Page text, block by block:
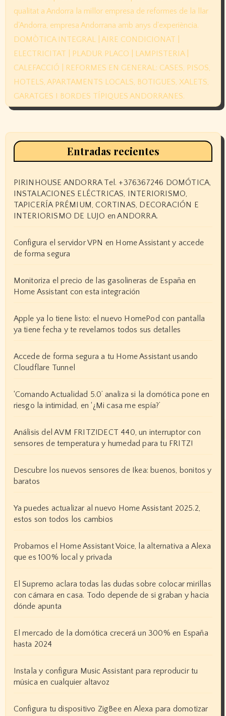
Entradas recientes
PIRINHOUSE ANDORRA Tel. +376367246 DOMÓTICA,
INSTALACIONES ELÉCTRICAS, INTERIORISMO,
TAPICERÍA PRÉMIUM, CORTINAS, DECORACIÓN E
INTERIORISMO DE LUJO en ANDORRA.
Configura el servidor VPN en Home Assistant y accede
de forma segura
Monitoriza el precio de las gasolineras de España en
Home Assistant con esta integración
Apple ya lo tiene listo: el nuevo HomePod con pantalla
ya tiene fecha y te revelamos todos sus detalles
Accede de forma segura a tu Home Assistant usando
Cloudflare Tunnel
‘Comando Actualidad 5.0’ analiza si la domótica pone en
riesgo la intimidad, en ‘¿Mi casa me espía?’
Análisis del AVM FRITZ!DECT 440, un interruptor con
sensores de temperatura y humedad para tu FRITZ!
Descubre los nuevos sensores de Ikea: buenos, bonitos y
baratos
Ya puedes actualizar al nuevo Home Assistant 2025.2,
estos son todos los cambios
Probamos el Home Assistant Voice, la alternativa a Alexa
que es 100% local y privada
El Supremo aclara todas las dudas sobre colocar mirillas
con cámara en casa. Todo depende de si graban y hacia
dónde apunta
El mercado de la domótica crecerá un 300% en España
hasta 2024
Instala y configura Music Assistant para reproducir tu
música en cualquier altavoz
Configura tu dispositivo ZigBee en Alexa para domotizar